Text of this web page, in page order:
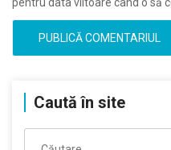
Caută în site